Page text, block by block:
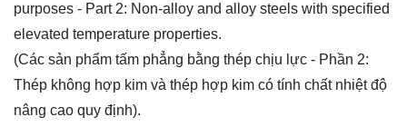
purposes - Part 2: Non-alloy and alloy steels with specified
elevated temperature properties.
(Các sản phẩm tấm phẳng bằng thép chịu lực - Phần 2:
Thép không hợp kim và thép hợp kim có tính chất nhiệt độ
nâng cao quy định).